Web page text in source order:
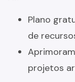
Plano
de
projetos